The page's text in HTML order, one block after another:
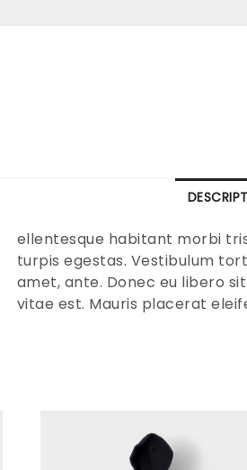
ellentesque habitant morbi
turpis egestas. Vestibulum
amet, ante. Donec eu libero
vitae est. Mauris placerat